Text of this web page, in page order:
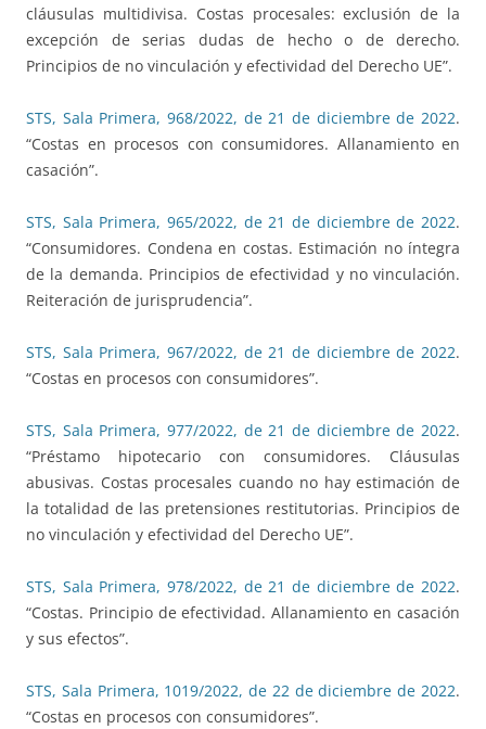
cláusulas multidivisa. Costas procesales: exclusión de la
excepción de serias dudas de hecho o de derecho.
Principios de no vinculación y efectividad del Derecho UE”.
STS, Sala Primera, 968/2022, de 21 de diciembre de 2022.
“Costas en procesos con consumidores. Allanamiento en
casación”.
STS, Sala Primera, 965/2022, de 21 de diciembre de 2022.
“Consumidores. Condena en costas. Estimación no íntegra
de la demanda. Principios de efectividad y no vinculación.
Reiteración de jurisprudencia”.
STS, Sala Primera, 967/2022, de 21 de diciembre de 2022.
“Costas en procesos con consumidores”.
STS, Sala Primera, 977/2022, de 21 de diciembre de 2022.
“Préstamo hipotecario con consumidores. Cláusulas
abusivas. Costas procesales cuando no hay estimación de
la totalidad de las pretensiones restitutorias. Principios de
no vinculación y efectividad del Derecho UE”.
STS, Sala Primera, 978/2022, de 21 de diciembre de 2022.
“Costas. Principio de efectividad. Allanamiento en casación
y sus efectos”.
STS, Sala Primera, 1019/2022, de 22 de diciembre de 2022.
“Costas en procesos con consumidores”.